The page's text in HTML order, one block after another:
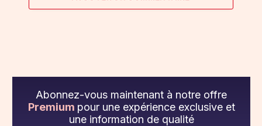
Abonnez-vous maintenant à notre offre
Premium pour une expérience exclusive et
une information de qualité